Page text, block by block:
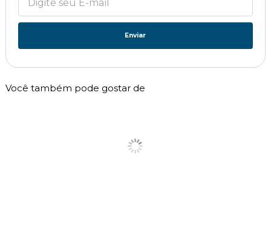
Enviar
Você também pode gostar de